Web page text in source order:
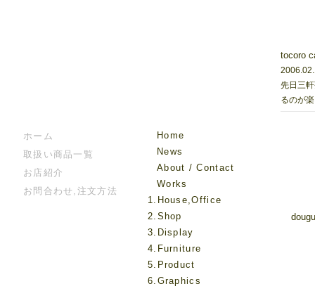
Home
News
About / Contact
Works
1.House,Office
2.Shop
3.Display
4.Furniture
5.Product
6.Graphics
ホーム
取扱い商品一覧
お店紹介
お問合わせ,注文方法
tocoro
先日三
るのが